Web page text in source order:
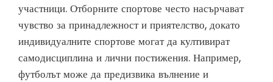
участници. Отборните спортове често насърчават
чувство за принадлежност и приятелство, докато
индивидуалните спортове могат да култивират
самодисциплина и лични постижения. Например,
футболът може да предизвика вълнение и